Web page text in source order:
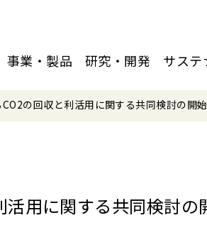
事業・製品 研究・開発 サステ
の回収と利活用に関する共同検討の開
用に関する共同検討の